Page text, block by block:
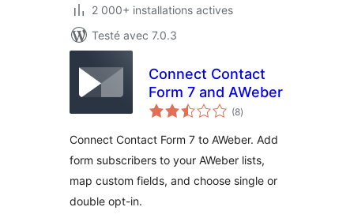
2 000+ installations actives
Testé avec 7.0.3
Connect Contact
Form 7 and AWeber
(8notes
en
)
Connect Contact Form 7 to AWeber. Add
form subscribers to your AWeber lists,
map custom fields, and choose single or
double opt-in.